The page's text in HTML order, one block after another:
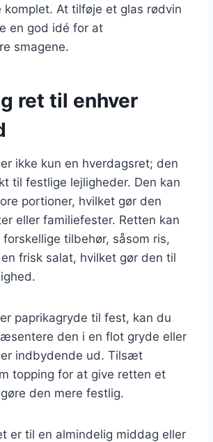
komplet. At tilføje et glas rødvin
en god idé for at
smagene.
ret til enhver
ikke kun en hverdagsret; den
til festlige lejligheder. Den kan
portioner, hvilket gør den
eller familiefester. Retten kan
tilbehør, såsom ris,
frisk salat, hvilket gør den til
paprikagryde til fest, kan du
den i en flot gryde eller
indbydende ud. Tilsæt
topping for at give retten et
den mere festlig.
er til en almindelig middag eller